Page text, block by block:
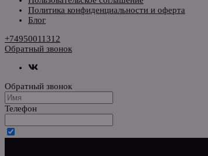
Политика конфиденциальности и оферта
Блог
+74950011312
Обратный звонок
Обратный звонок
Телефон